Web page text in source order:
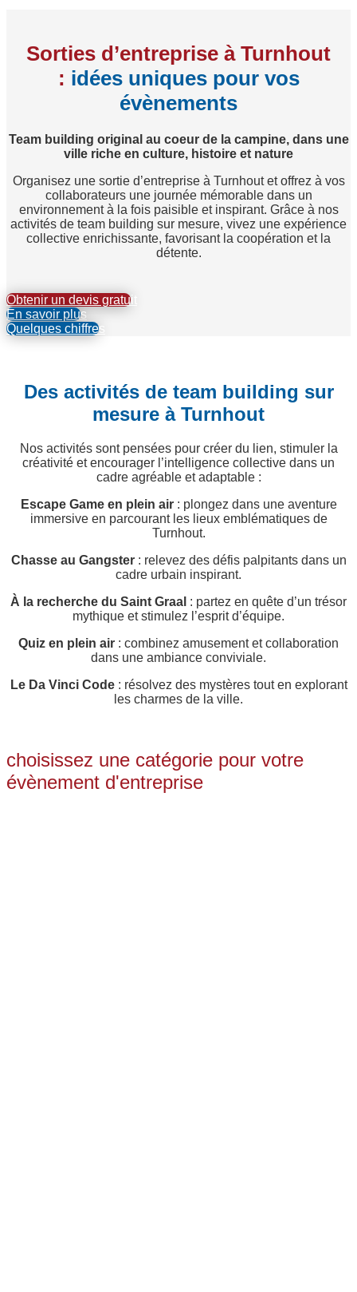
Sorties d’entreprise à Turnhout
: idées uniques pour vos
évènements
Team building original au coeur de la campine, dans une
ville riche en culture, histoire et nature
Organisez une sortie d’entreprise à Turnhout et offrez à vos
collaborateurs une journée mémorable dans un
environnement à la fois paisible et inspirant. Grâce à nos
activités de team building sur mesure, vivez une expérience
collective enrichissante, favorisant la coopération et la
détente.
Obtenir un devis gratuit
En savoir plus
Quelques chiffres
Des activités de team building sur
mesure à Turnhout
Nos activités sont pensées pour créer du lien, stimuler la
créativité et encourager l’intelligence collective dans un
cadre agréable et adaptable :
Escape Game en plein air: plongez dans une aventure
immersive en parcourant les lieux emblématiques de
Turnhout.
Chasse au Gangster: relevez des défis palpitants dans un
cadre urbain inspirant.
À la recherche du Saint Graal : partez en quête d’un trésor
mythique et stimulez l’esprit d’équipe.
Quiz en plein air : combinez amusement et collaboration
dans une ambiance conviviale.
Le Da Vinci Code: résolvez des mystères tout en explorant
les charmes de la ville.
choisissez une catégorie pour votre
évènement d'entreprise